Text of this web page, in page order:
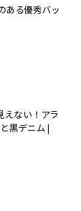
ある優秀バッ
えない！アラ
黒デニム |